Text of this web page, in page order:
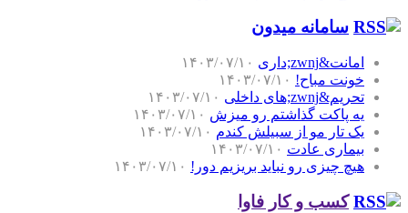
سامانه میدون
امانت&zwnj;داری
۱۴۰۳/۰۷/۱۰
خونت مباح! ۱۴۰۳/۰۷/۱۰
تحریم&zwnj;های داخلی
۱۴۰۳/۰۷/۱۰
یه پاکت گذاشتم رو میزش ۱۴۰۳/۰۷/۱۰
یک تار مو از سبیلش کندم ۱۴۰۳/۰۷/۱۰
بیماری عادت ۱۴۰۳/۰۷/۱۰
هیچ چیزی رو نباید بریزیم دور! ۱۴۰۳/۰۷/۱۰
کسب و کار فاوا